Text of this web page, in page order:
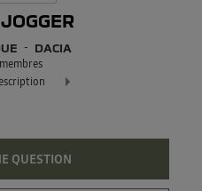
DACIA
membres
QUESTION